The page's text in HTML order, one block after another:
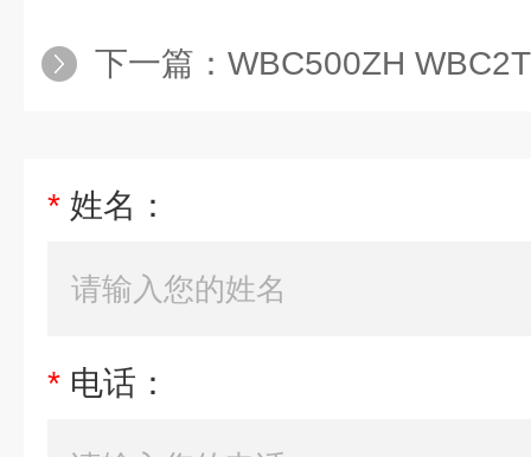
下一篇： WBC500ZH WBC2TZH
* 姓名：
* 电话：